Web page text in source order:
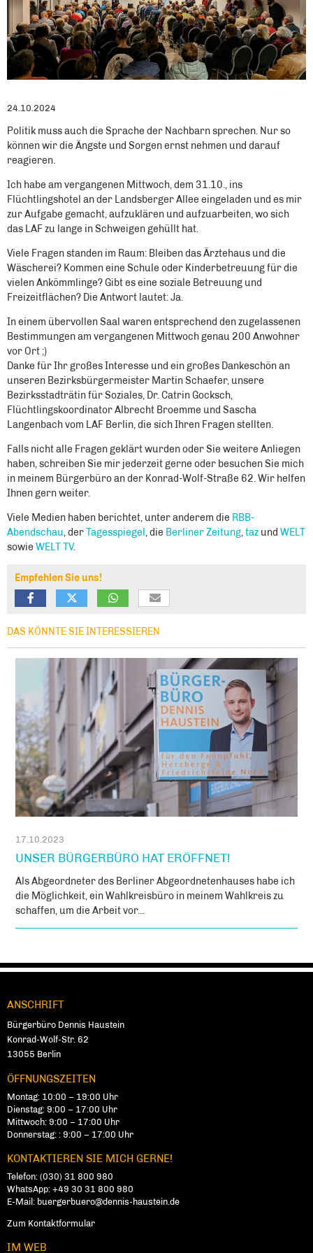
24.10.2024
Politik muss auch die Sprache der Nachbarn sprechen. Nur so
können wir die Ängste und Sorgen ernst nehmen und darauf
reagieren.
Ich habe am vergangenen Mittwoch, dem 31.10., ins
Flüchtlingshotel an der Landsberger Allee eingeladen und es mir
zur Aufgabe gemacht, aufzuklären und aufzuarbeiten, wo sich
das LAF zu lange in Schweigen gehüllt hat.
Viele Fragen standen im Raum: Bleiben das Ärztehaus und die
Wäscherei? Kommen eine Schule oder Kinderbetreuung für die
vielen Ankömmlinge? Gibt es eine soziale Betreuung und
Freizeitflächen? Die Antwort lautet: Ja.
In einem übervollen Saal waren entsprechend den zugelassenen
Bestimmungen am vergangenen Mittwoch genau 200 Anwohner
vor Ort ;)
Danke für Ihr großes Interesse und ein großes Dankeschön an
unseren Bezirksbürgermeister Martin Schaefer, unsere
Bezirksstadträtin für Soziales, Dr. Catrin Gocksch,
Flüchtlingskoordinator Albrecht Broemme und Sascha
Langenbach vom LAF Berlin, die sich Ihren Fragen stellten.
Falls nicht alle Fragen geklärt wurden oder Sie weitere Anliegen
haben, schreiben Sie mir jederzeit gerne oder besuchen Sie mich
in meinem Bürgerbüro an der Konrad-Wolf-Straße 62. Wir helfen
Ihnen gern weiter.
Viele Medien haben berichtet, unter anderem die RBB-
Abendschau, der Tagesspiegel, die Berliner Zeitung,taz und WELT
sowie WELT TV.
Empfehlen Sie uns!
DAS KÖNNTE SIE INTERESSIEREN
17.10.2023
UNSER BÜRGERBÜRO HAT ERÖFFNET!
Als Abgeordneter des Berliner Abgeordnetenhauses habe ich
die Möglichkeit, ein Wahlkreisbüro in meinem Wahlkreis zu
schaffen, um die Arbeit vor...
Fußbereich
ANSCHRIFT
Bürgerbüro Dennis Haustein
Konrad-Wolf-Str. 62
13055 Ber­lin
ÖFFNUNGSZEITEN
Montag: 10:00 – 19:00 Uhr
Dienstag: 9:00 – 17:00 Uhr
Mittwoch: 9:00 – 17:00 Uhr
Donnerstag: : 9:00 – 17:00 Uhr
KONTAKTIEREN SIE MICH GERNE!
Telefon: (030) 31 800 980
WhatsApp: +49 30 31 800 980
E-Mail: buergerbuero@dennis-haustein.de
Zum Kontaktformular
IM WEB